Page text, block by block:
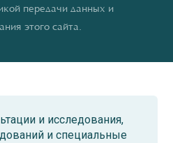
передачи данных и
этого сайта.
и исследования,
и специальные